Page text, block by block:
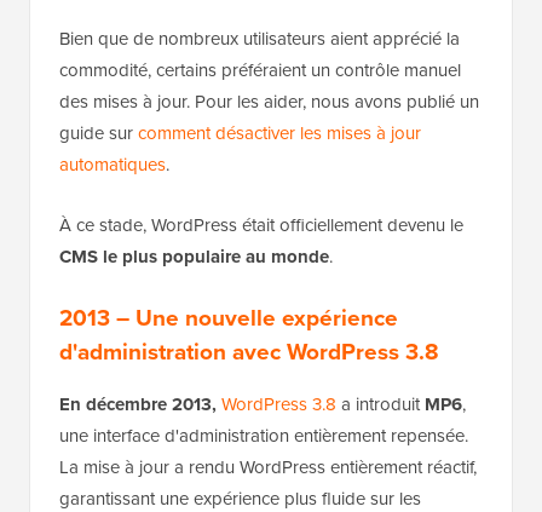
Bien que de nombreux utilisateurs aient apprécié la
commodité, certains préféraient un contrôle manuel
des mises à jour. Pour les aider, nous avons publié un
guide surcomment désactiver les mises à jour
automatiques.
À ce stade, WordPress était officiellement devenu le
CMS le plus populaire au monde.
2013 – Une nouvelle expérience
d'administration avec WordPress 3.8
En décembre 2013,WordPress 3.8 a introduitMP6,
une interface d'administration entièrement repensée.
La mise à jour a rendu WordPress entièrement réactif,
garantissant une expérience plus fluide sur les